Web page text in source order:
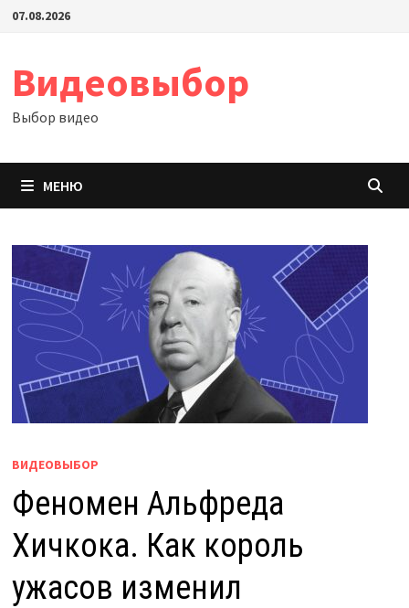
Перейти
07.08.2026
Видеовыбор
Выбор видео
МЕНЮ
ВИДЕОВЫБОР
Феномен Альфреда
Хичкока. Как король
ужасов изменил